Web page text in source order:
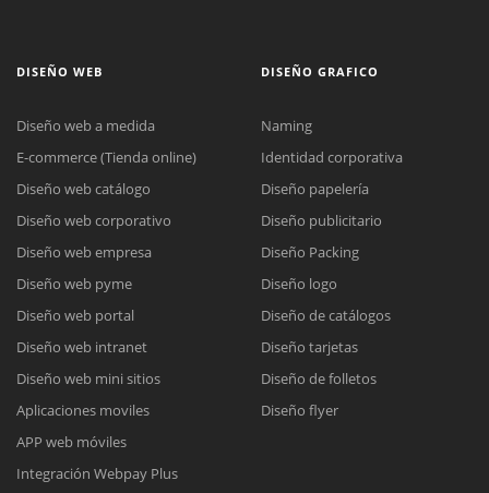
DISEÑO WEB
Diseño web a medida
E-commerce (Tienda online)
Diseño web catálogo
Diseño web corporativo
Diseño web empresa
Diseño web pyme
Diseño web portal
Diseño web intranet
Diseño web mini sitios
Aplicaciones moviles
APP web móviles
Integración Webpay Plus
DISEÑO GRAFICO
Naming
Identidad corporativa
Diseño papelería
Diseño publicitario
Diseño Packing
Diseño logo
Diseño de catálogos
Diseño tarjetas
Diseño de folletos
Diseño flyer